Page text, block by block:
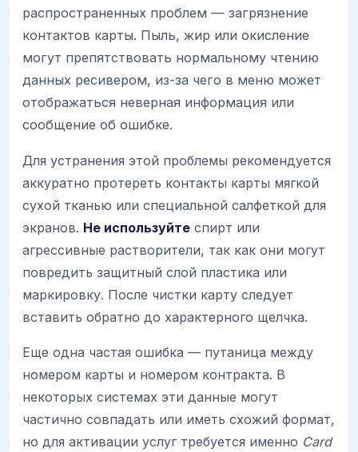
распространенных проблем — загрязнение
контактов карты. Пыль, жир или окисление
могут препятствовать нормальному чтению
данных ресивером, из-за чего в меню может
отображаться неверная информация или
сообщение об ошибке.
Для устранения этой проблемы рекомендуется
аккуратно протереть контакты карты мягкой
сухой тканью или специальной салфеткой для
экранов. Не используйте спирт или
агрессивные растворители, так как они могут
повредить защитный слой пластика или
маркировку. После чистки карту следует
вставить обратно до характерного щелчка.
Еще одна частая ошибка — путаница между
номером карты и номером контракта. В
некоторых системах эти данные могут
частично совпадать или иметь схожий формат,
но для активации услуг требуется именно Card